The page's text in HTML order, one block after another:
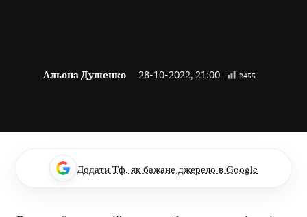
Альона Душенко 28-10-2022, 21:00 2455
Додати Тф, як бажане джерело в Google